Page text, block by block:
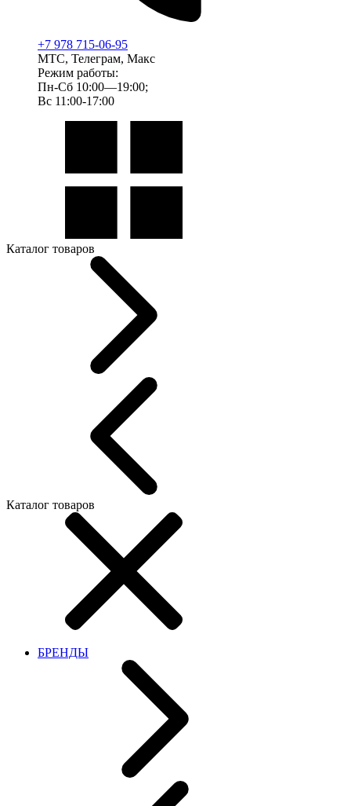
+7 978 715-06-95
МТС, Телеграм, Макс
Режим работы:
Пн-Сб 10:00—19:00;
Вс 11:00-17:00
Каталог товаров
Каталог товаров
БРЕНДЫ